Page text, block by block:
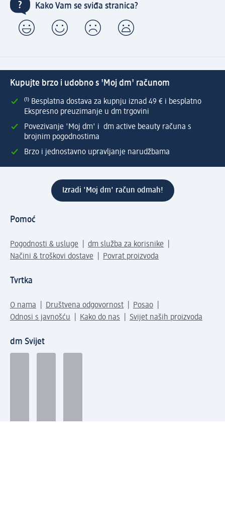
Kako Vam se sviđa stranica?
Kupujte brzo i udobno s 'Moj dm' računom
⁽¹⁾ Besplatna dostava za kupnju iznad 49 € i besplatno
Ekspresno preuzimanje u dm trgovini
Povezivanje 'Moj dm' i dm active beauty računa s
brojnim pogodnostima
Brzo i jednostavno upravljanje narudžbama
Izradi 'Moj dm' račun odmah!
Pomoć
Pogodnosti & usluge
dm služba za korisnike
Načini & troškovi dostave
Povrat proizvoda
Tvrtka
O nama Društvena odgovornost
Posao
Odnosi s javnošću
Kako do nas Svijet naših proizvoda
dm Svijet